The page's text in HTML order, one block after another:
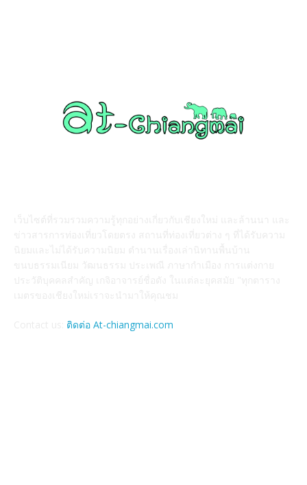
ติดต่อ At-chiangmai.com